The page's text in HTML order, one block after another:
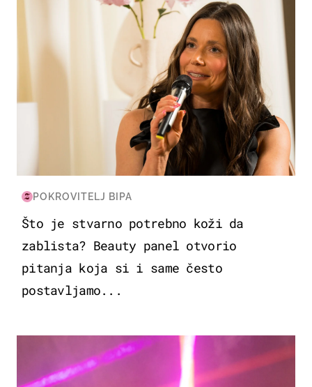
POKROVITELJ BIPA
Što je stvarno potrebno koži da
zablista? Beauty panel otvorio
pitanja koja si i same često
postavljamo...
KULTURA & ZABAVA